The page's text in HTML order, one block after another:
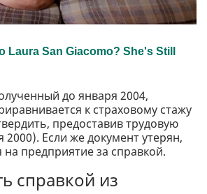
до января 2004,
к страховому стажу
предоставив трудовую
2000). Если же документ утерян,
предприятие за справкой.
справкой из